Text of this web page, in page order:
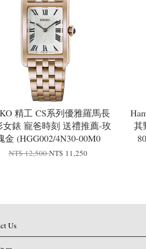
精工 CS系列優雅羅馬長
女錶 寵爸時刻 送禮推薦-玫
金 (HGG002/4N30-00M0
NT$ 12,500NT$ 11,250
其
Us